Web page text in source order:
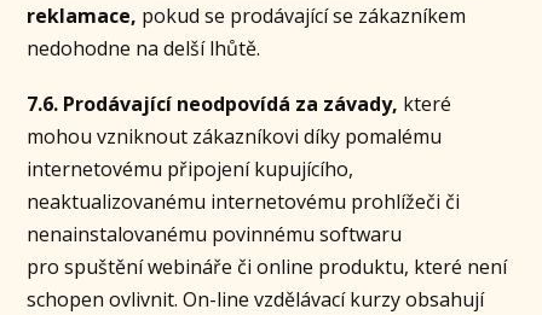
reklamace, pokud se prodávající se zákazníkem
nedohodne na delší lhůtě.
7.6. Prodávající neodpovídá za závady, které
mohou vzniknout zákazníkovi díky pomalému
internetovému připojení kupujícího,
neaktualizovanému internetovému prohlížeči či
nenainstalovanému povinnému softwaru
pro spuštění webináře či online produktu, které není
schopen ovlivnit. On-line vzdělávací kurzy obsahují